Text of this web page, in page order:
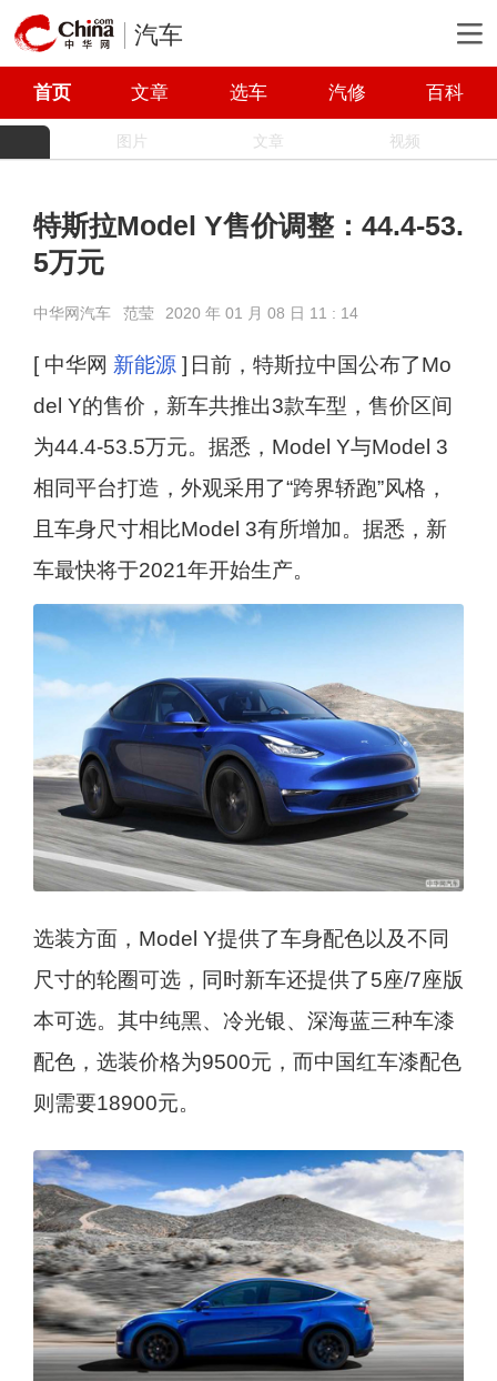
汽车
首页 文章 选车 汽修 百科
图片 文章 视频
特斯拉Model Y售价调整：44.4-53.
5万元
中华网汽车 范莹 2020 年 01 月 08 日 11 : 14
[ 中华网 新能源 ] 日前，特斯拉中国公布了Mo
del Y的售价，新车共推出3款车型，售价区间
为44.4-53.5万元。据悉，Model Y与Model 3
相同平台打造，外观采用了“跨界轿跑”风格，
且车身尺寸相比Model 3有所增加。据悉，新
车最快将于2021年开始生产。
选装方面，Model Y提供了车身配色以及不同
尺寸的轮圈可选，同时新车还提供了5座/7座版
本可选。其中纯黑、冷光银、深海蓝三种车漆
配色，选装价格为9500元，而中国红车漆配色
则需要18900元。